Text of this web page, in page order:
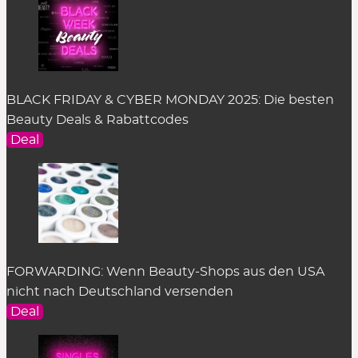
BLACK FRIDAY & CYBER MONDAY 2025: Die besten
Beauty Deals & Rabattcodes
Deal
FORWARDING: Wenn Beauty-Shops aus den USA
nicht nach Deutschland versenden
Deal